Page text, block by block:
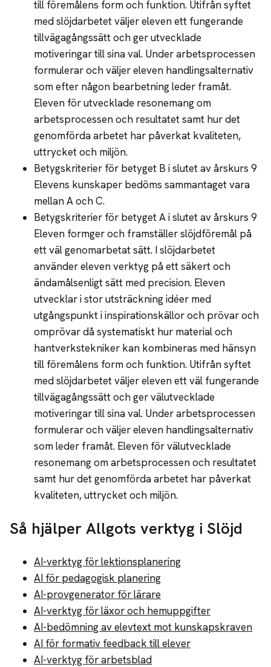
till föremålens form och funktion. Utifrån syftet
med slöjdarbetet väljer eleven ett fungerande
tillvägagångssätt och ger utvecklade
motiveringar till sina val. Under arbetsprocessen
formulerar och väljer eleven handlingsalternativ
som efter någon bearbetning leder framåt.
Eleven för utvecklade resonemang om
arbetsprocessen och resultatet samt hur det
genomförda arbetet har påverkat kvaliteten,
uttrycket och miljön.
Betygskriterier för betyget B i slutet av årskurs 9
Elevens kunskaper bedöms sammantaget vara
mellan A och C.
Betygskriterier för betyget A i slutet av årskurs 9
Eleven formger och framställer slöjdföremål på
ett väl genomarbetat sätt. I slöjdarbetet
använder eleven verktyg på ett säkert och
ändamålsenligt sätt med precision. Eleven
utvecklar i stor utsträckning idéer med
utgångspunkt i inspirationskällor och prövar och
omprövar då systematiskt hur material och
hantverkstekniker kan kombineras med hänsyn
till föremålens form och funktion. Utifrån syftet
med slöjdarbetet väljer eleven ett väl fungerande
tillvägagångssätt och ger välutvecklade
motiveringar till sina val. Under arbetsprocessen
formulerar och väljer eleven handlingsalternativ
som leder framåt. Eleven för välutvecklade
resonemang om arbetsprocessen och resultatet
samt hur det genomförda arbetet har påverkat
kvaliteten, uttrycket och miljön.
Så hjälper Allgots verktyg i Slöjd
AI-verktyg för lektionsplanering
AI för pedagogisk planering
AI-provgenerator för lärare
AI-verktyg för läxor och hemuppgifter
AI-bedömning av elevtext mot kunskapskraven
AI för formativ feedback till elever
AI-verktyg för arbetsblad